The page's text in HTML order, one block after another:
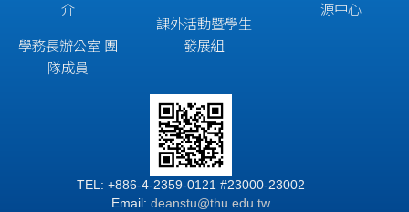
介
學務長辦公室 團
隊成員
課外活動暨學生
發展組
源中心
TEL: +886-4-2359-0121 #23000-23002
Email: deanstu@thu.edu.tw